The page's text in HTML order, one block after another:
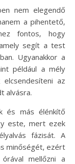
nem elegendő
a pihentető,
fontos, hogy
segít a test
Ugyanakkor a
például a mély
az
alvásra.
és más élénkítő
este, mert ezek
fázisát. A
minőségét, ezért
mellőzni a